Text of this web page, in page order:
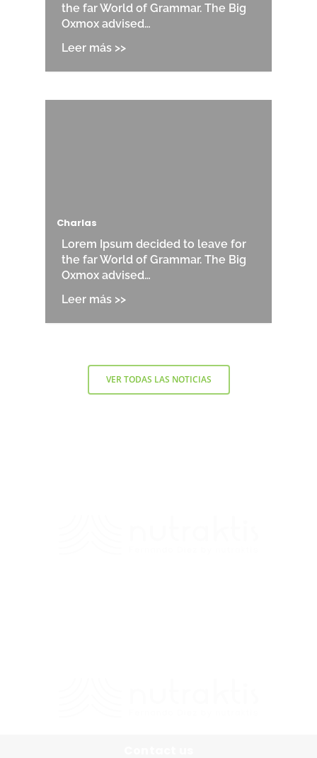
the far World of Grammar. The Big
Oxmox advised…
Charlas
Lorem Ipsum decided to leave for
the far World of Grammar. The Big
Oxmox advised…
VER TODAS LAS NOTICIAS